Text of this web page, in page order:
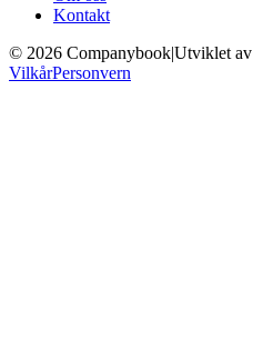
Kontakt
© 2026 Companybook|Utviklet av
VilkårPersonvern